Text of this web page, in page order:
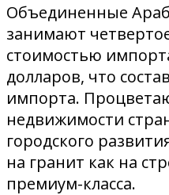
Объединенные
занимают
стоимостью
долларов, что
импорта.
недвижимости
городского
на гранит как на
премиум-класса.